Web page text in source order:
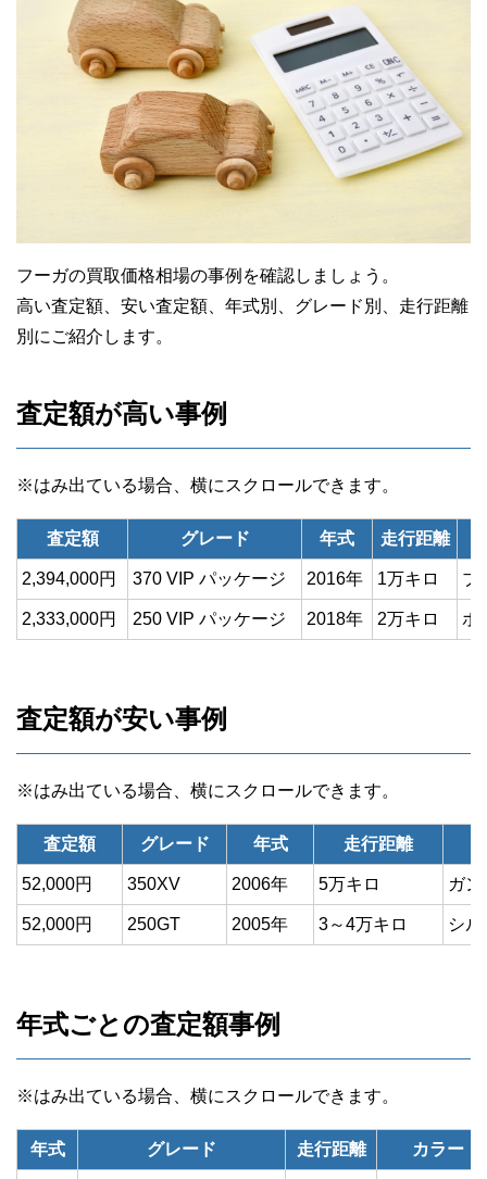
フーガの買取価格相場の事例を確認しましょう。
高い査定額、安い査定額、年式別、グレード別、走行距離
別にご紹介します。
査定額が高い事例
査定額 グレード 年式 走行距離
2,394,000円 370 VIP パッケージ 2016年 1万キロ ブ
2,333,000円 250 VIP パッケージ 2018年 2万キロ ホ
査定額が安い事例
査定額 グレード 年式 走行距離
52,000円 350XV 2006年 5万キロ ガ
52,000円 250GT 2005年 3～4万キロ シ
年式ごとの査定額事例
年式 グレード 走行距離 カラー